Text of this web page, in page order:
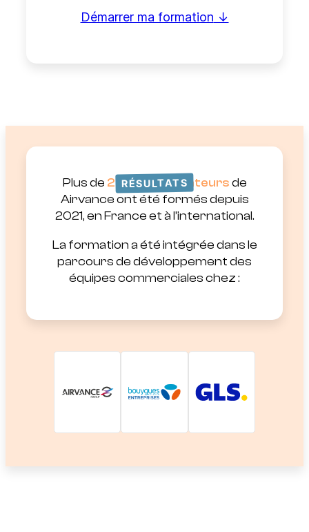
Démarrer ma formation
RÉSULTATS
Plus de 200 collaborateursde
Airvance ont été formés depuis
2021, en France et à l’international.
La formation a été intégrée dans le
parcours de développement des
équipes commerciales chez :